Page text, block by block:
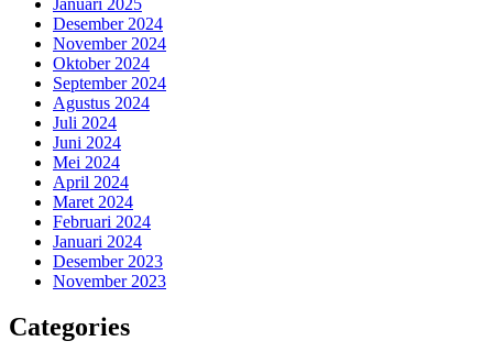
Desember 2024
November 2024
Oktober 2024
September 2024
Agustus 2024
Juli 2024
Juni 2024
Mei 2024
April 2024
Maret 2024
Februari 2024
Januari 2024
Desember 2023
November 2023
Categories